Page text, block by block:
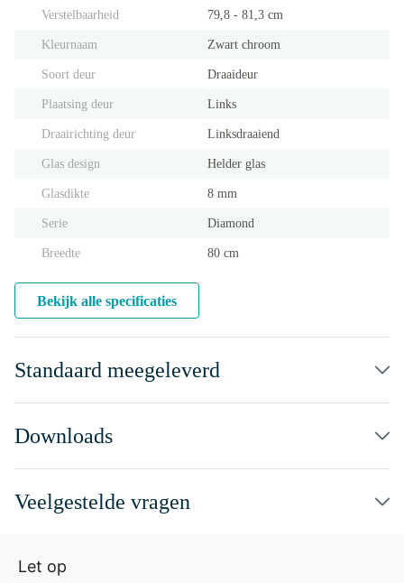
Verstelbaarheid 79,8 - 81,3 cm
Kleurnaam Zwart chroom
Soort deur Draaideur
Plaatsing deur Links
Draairichting deur Linksdraaiend
Glas design Helder glas
Glasdikte 8 mm
Serie Diamond
Breedte 80 cm
Bekijk alle specificaties
Standaard meegeleverd
Downloads
Veelgestelde vragen
Let op